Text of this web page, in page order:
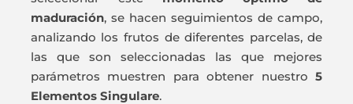
maduración, se hacen seguimientos de campo,
analizando los frutos de diferentes parcelas, de
las que son seleccionadas las que mejores
parámetros muestren para obtener nuestro5
Elementos Singulare.